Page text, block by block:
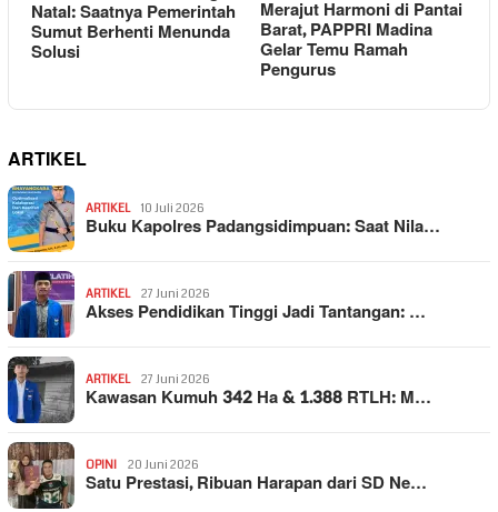
Natal: Saatnya Pemerintah
Sumut Berhenti Menunda
Solusi
Merajut Harmoni di Pantai
Barat, PAPPRI Madina
Gelar Temu Ramah
Pengurus
ARTIKEL
ARTIKEL 10 Juli 2026
Buku Kapolres Padangsidimpuan: Saat Nila…
ARTIKEL 27 Juni 2026
Akses Pendidikan Tinggi Jadi Tantangan: …
ARTIKEL 27 Juni 2026
Kawasan Kumuh 342 Ha & 1.388 RTLH: M…
OPINI 20 Juni 2026
Satu Prestasi, Ribuan Harapan dari SD Ne…